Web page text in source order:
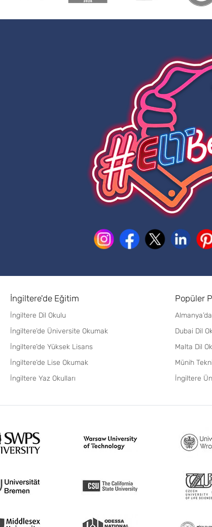
İngiltere'de Eğitim
İngiltere Dil Okulu
İngiltere’de Üniversite Okumak
İngiltere’de Yüksek Lisans
İngiltere’de Lise Okumak
İngiltere Yaz Okulları
Popüler
Dubai Dil
Malta Dil
Münih
İngiltere